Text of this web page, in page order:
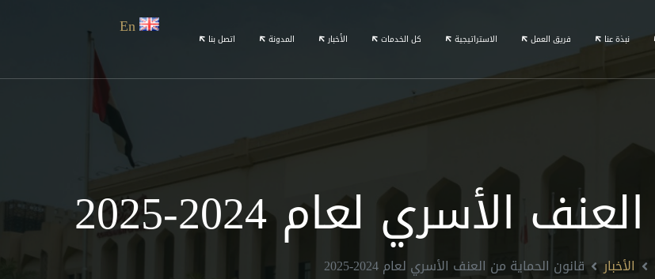
نبذة عنا فريق العمل الاستراتيجية كل الخدمات الأخبار المدونة اتصل بنا En
الأسري لعام 2024-2025
الأخبار قانون الحماية من العنف الأسري لعام 2024-2025